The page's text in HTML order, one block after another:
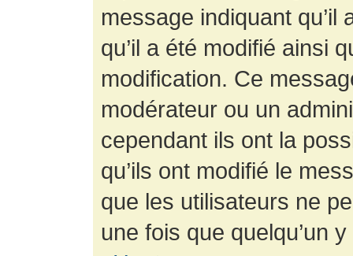
message indiquant
qu’il a été modifié ainsi
modification. Ce
modérateur ou un
cependant ils ont la
qu’ils ont modifié le
que les utilisateurs ne
une fois que quelqu’un